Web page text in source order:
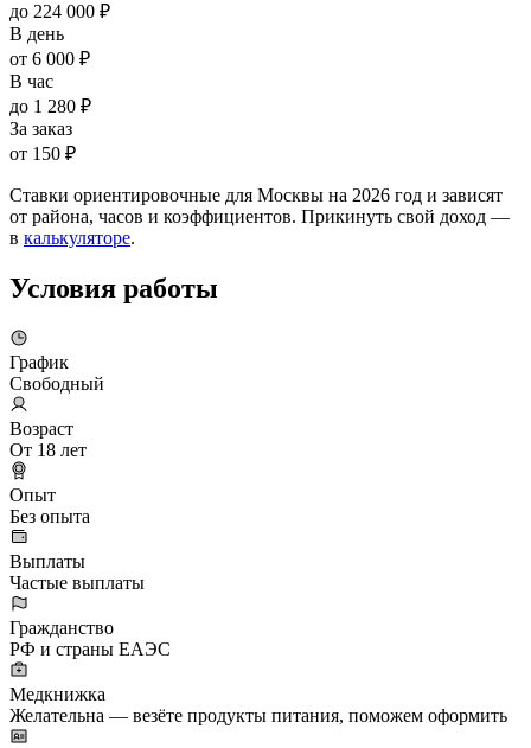
до 224 000 ₽
В день
от 6 000 ₽
В час
до 1 280 ₽
За заказ
от 150 ₽
Ставки ориентировочные для Москвы на 2026 год и зависят
от района, часов и коэффициентов. Прикинуть свой доход —
в калькуляторе.
Условия работы
График
Свободный
Возраст
От 18 лет
Опыт
Без опыта
Выплаты
Частые выплаты
Гражданство
РФ и страны ЕАЭС
Медкнижка
Желательна — везёте продукты питания, поможем оформить